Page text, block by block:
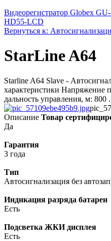
Видеорегистратор Globex
HD55-LCD
Вернуться к:
StarLine A64
Starline A64 Slave -
характеристики Напряжение
дальность управления, м: 800
Описание Товар
Да
Гарантия
3 года
Тип
Автосигнализация без
Индикация разряда батареи
Есть
Подсветка ЖКИ дисплея
Есть